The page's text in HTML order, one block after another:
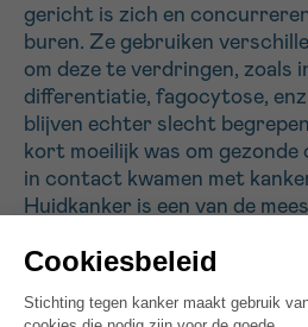
gericht is zich en
buren. Ze gebruiken
om deze te verdringen, zoals
differentiatie, fagocytose,
blijven echter slecht
kort moeilijk was om gezonde
in contact kwamen met
Huidkanker is een van de
ontwikkeld om de cellulaire
huidkankers en de
bevorderen te bestuderen. In